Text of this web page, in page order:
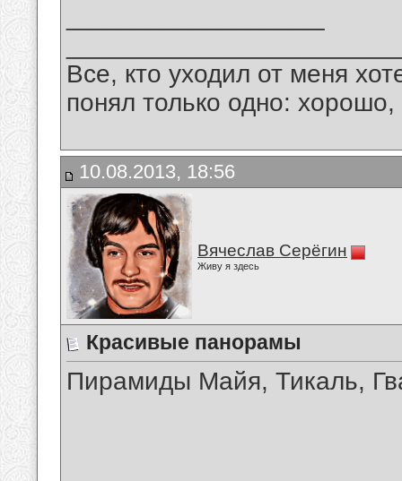
Все, кто уходил от меня
понял только одно:
10.08.2013, 18:56
Вячеслав Серёгин
Живу я здесь
Красивые панорамы
Пирамиды Майя, Тикаль,